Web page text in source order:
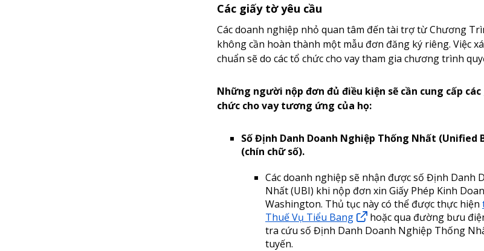
Các giấy tờ yêu cầu
Các doanh nghiệp nhỏ quan tâm đến tài trợ từ Chương
không cần hoàn thành một mẫu đơn đăng ký riêng. Việc
chuẩn sẽ do các tổ chức cho vay tham gia chương trình
Những người nộp đơn đủ điều kiện sẽ cần cung cấp
chức cho vay tương ứng của họ:
Số Định Danh Doanh Nghiệp Thống Nhất (Unified
(chín chữ số).
Các doanh nghiệp sẽ nhận được số Định Danh
Nhất (UBI) khi nộp đơn xin Giấy Phép Kinh
Washington. Thủ tục này có thể được thực hiện
Thuế Vụ Tiểu Bang
hoặc qua đường bưu
tra cứu số Định Danh Doanh Nghiệp Thống
tuyến.